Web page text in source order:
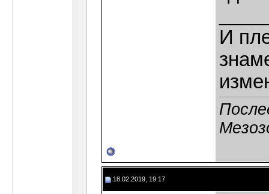
И
18.02.2019, 19:17